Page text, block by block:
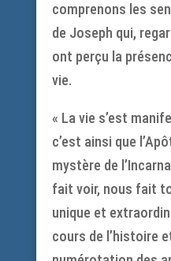
comprenons les
de Joseph qui,
ont perçu la
vie.
« La vie s’est
c’est ainsi que
mystère de
fait voir, nous fait
unique et
cours de l’histoire